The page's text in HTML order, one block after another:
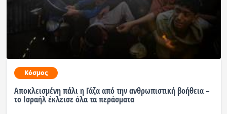
Κόσμος
Αποκλεισμένη πάλι η Γάζα από την ανθρωπιστική βοήθεια –
το Ισραήλ έκλεισε όλα τα περάσματα